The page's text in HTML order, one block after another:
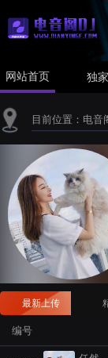
网站首页 独
目前位置： 电音
最新上传
编号